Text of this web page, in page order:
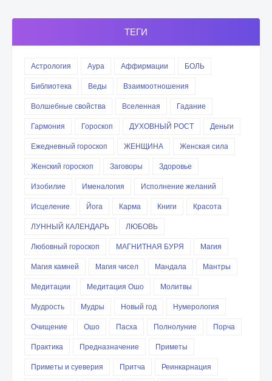
ТЕГИ
Астрология Аура Аффирмации
БОЛЬ
Библиотека
Веды
Взаимоотношения
Волшебные свойства
Вселенная
Гадание
Гармония
Гороскоп ДУХОВНЫЙ РОСТ
Деньги
Ежедневный гороскоп
ЖЕНЩИНА
Женская сила
Женский гороскоп
Заговоры
Здоровье
Изобилие
Именалогия
Исполнение желаний
Исцеление
Йога Карма Книги
Красота
ЛУННЫЙ КАЛЕНДАРЬ
ЛЮБОВЬ
Любовный гороскоп
МАГНИТНАЯ БУРЯ
Магия
Магия камней
Магия чисел Мандала
Мантры
Медитации
Медитация Ошо
Молитвы
Мудрость
Мудры Новый год
Нумерология
Очищение
Ошо Пасха Полнолуние
Порча
Практика
Предназначение
Приметы
Приметы и суеверия
Притча
Реинкарнация